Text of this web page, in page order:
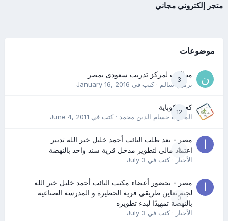
متجر إلكتروني مجاني
موضوعات
3
مطلوب لمركز تدريب سعودى بمصر
نرمين سالم· كتب في January 16, 2016
12
كعب كوباية
المدرب حسام الدين محمد· كتب في June 4, 2011
0
مصر - بعد طلب النائب أحمد خليل خير الله تدبير
اعتماد مالي لتطوير مدخل قرية سند واحد بالنهضة
الأخبار· كتب في July 3
0
مصر - بحضور أعضاء مكتب النائب أحمد خليل خير الله
لجنة تعاين طريقي قرية الحظيرة و المدرسة الصناعية
بالنهضة تمهيدًا لبدء تطويره
الأخبار· كتب في July 3